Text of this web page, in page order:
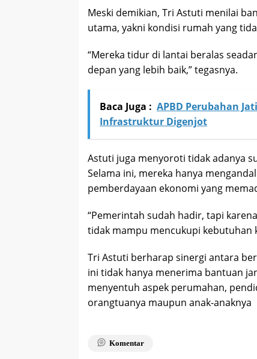
Meski demikian, Tri Astuti menilai
utama, yakni kondisi rumah yang
“Mereka tidur di lantai beralas
depan yang lebih baik,” tegasnya.
Baca Juga : APBD Perubahan
Infrastruktur Digenjot
Astuti juga menyoroti tidak adanya
Selama ini, mereka hanya
pemberdayaan ekonomi yang
“Pemerintah sudah hadir, tapi
tidak mampu mencukupi kebutuhan
Tri Astuti berharap sinergi antara
ini tidak hanya menerima bantuan
menyentuh aspek perumahan,
orangtuanya maupun anak-anaknya
Komentar